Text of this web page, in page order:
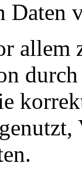
Daten
allem